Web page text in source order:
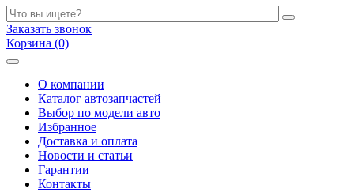
Заказать звонок
Корзина (0)
О компании
Каталог автозапчастей
Выбор по модели авто
Избранное
Доставка и оплата
Новости и статьи
Гарантии
Контакты